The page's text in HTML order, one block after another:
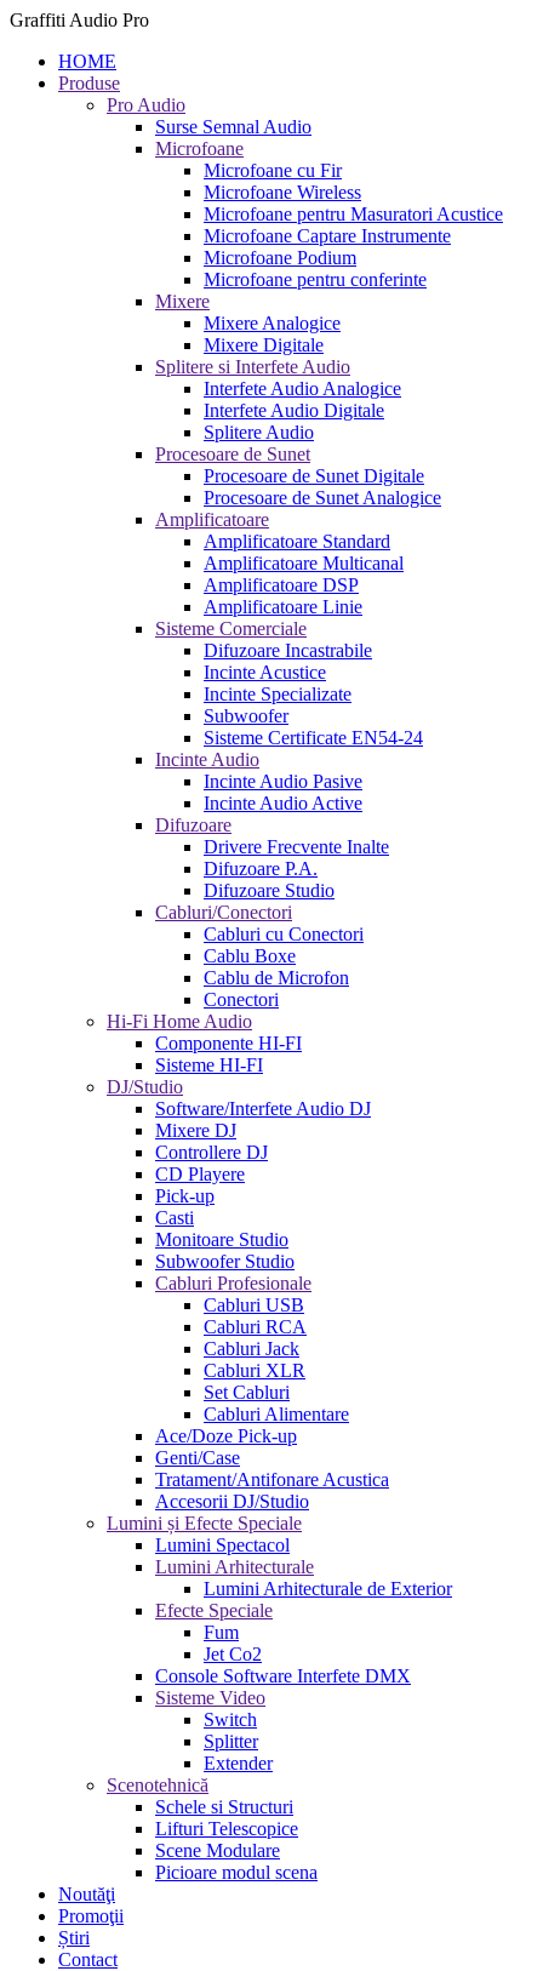
Graffiti Audio Pro
HOME
Produse
Pro Audio
Surse Semnal Audio
Microfoane
Microfoane cu Fir
Microfoane Wireless
Microfoane pentru Masuratori Acustice
Microfoane Captare Instrumente
Microfoane Podium
Microfoane pentru conferinte
Mixere
Mixere Analogice
Mixere Digitale
Splitere si Interfete Audio
Interfete Audio Analogice
Interfete Audio Digitale
Splitere Audio
Procesoare de Sunet
Procesoare de Sunet Digitale
Procesoare de Sunet Analogice
Amplificatoare
Amplificatoare Standard
Amplificatoare Multicanal
Amplificatoare DSP
Amplificatoare Linie
Sisteme Comerciale
Difuzoare Incastrabile
Incinte Acustice
Incinte Specializate
Subwoofer
Sisteme Certificate EN54-24
Incinte Audio
Incinte Audio Pasive
Incinte Audio Active
Difuzoare
Drivere Frecvente Inalte
Difuzoare P.A.
Difuzoare Studio
Cabluri/Conectori
Cabluri cu Conectori
Cablu Boxe
Cablu de Microfon
Conectori
Hi-Fi Home Audio
Componente HI-FI
Sisteme HI-FI
DJ/Studio
Software/Interfete Audio DJ
Mixere DJ
Controllere DJ
CD Playere
Pick-up
Casti
Monitoare Studio
Subwoofer Studio
Cabluri Profesionale
Cabluri USB
Cabluri RCA
Cabluri Jack
Cabluri XLR
Set Cabluri
Cabluri Alimentare
Ace/Doze Pick-up
Genti/Case
Tratament/Antifonare Acustica
Accesorii DJ/Studio
Lumini și Efecte Speciale
Lumini Spectacol
Lumini Arhitecturale
Lumini Arhitecturale de Exterior
Efecte Speciale
Fum
Jet Co2
Console Software Interfete DMX
Sisteme Video
Switch
Splitter
Extender
Scenotehnică
Schele si Structuri
Lifturi Telescopice
Scene Modulare
Picioare modul scena
Noutăţi
Promoţii
Știri
Contact